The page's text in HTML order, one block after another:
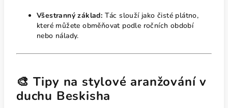
Všestranný základ: Tác slouží jako čisté plátno,
které můžete obměňovat podle ročních období
nebo nálady.
🎨 Tipy na stylové aranžování v
duchu Beskisha